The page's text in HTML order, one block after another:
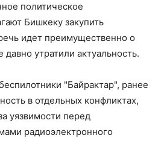
политическое
Бишкеку закупить
идет преимущественно о
давно утратили актуальность.
"Байрактар", ранее
в отдельных конфликтах,
уязвимости перед
радиоэлектронного